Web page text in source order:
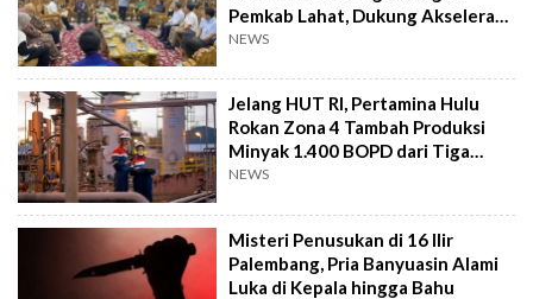
Pemkab Lahat, Dukung Akselerasi
Ekonomi Daerah
NEWS
Jelang HUT RI, Pertamina Hulu
Rokan Zona 4 Tambah Produksi
Minyak 1.400 BOPD dari Tiga
Sumur Baru
NEWS
Misteri Penusukan di 16 Ilir
Palembang, Pria Banyuasin Alami
Luka di Kepala hingga Bahu